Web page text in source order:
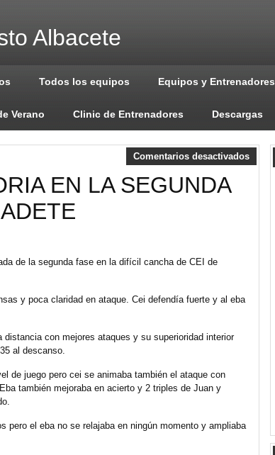
Albacete
Todos los equipos Equipos y Entrenadores
Verano Clinic de Entrenadores Descargas
Comentarios desactivados
EN LA SEGUNDA
de la segunda fase en la difícil cancha de CEI de
y poca claridad en ataque. Cei defendía fuerte y al eba
con mejores ataques y su superioridad interior
al descanso.
de juego pero cei se animaba también el ataque con
también mejoraba en acierto y 2 triples de Juan y
pero el eba no se relajaba en ningún momento y ampliaba